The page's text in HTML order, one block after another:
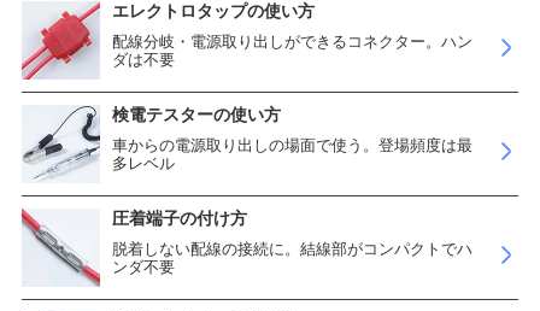
エレクトロタップの使い方
配線分岐・電源取り出しができるコネクター。ハン
ダは不要
検電テスターの使い方
車からの電源取り出しの場面で使う。登場頻度は最
多レベル
圧着端子の付け方
脱着しない配線の接続に。結線部がコンパクトでハ
ンダ不要